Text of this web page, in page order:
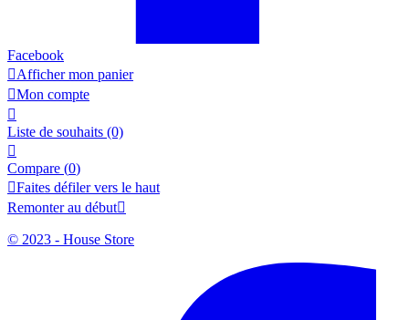
Facebook
Afficher mon panier
Mon compte

Liste de souhaits (0)

Compare (0)
Faites défiler vers le haut
Remonter au début
© 2023 - House Store